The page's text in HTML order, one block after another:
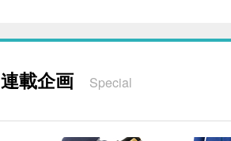
連載企画 Special